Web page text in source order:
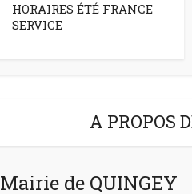
HORAIRES ÉTÉ FRANCE
SERVICE
A PROPOS
Mairie de QUINGEY